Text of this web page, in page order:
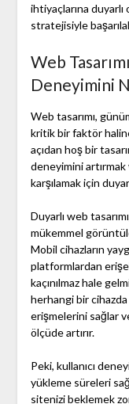
ihtiyaçlarına
stratejisiyle
Web
Deneyimini
Web tasarımı,
kritik bir faktör
açıdan hoş bir
deneyimini
karşılamak için
Duyarlı web
mükemmel
Mobil cihazların
platformlardan
kaçınılmaz hale
herhangi bir
erişmelerini sağlar
ölçüde artırır.
Peki, kullanıcı
yükleme süreleri
sitenizi beklemek